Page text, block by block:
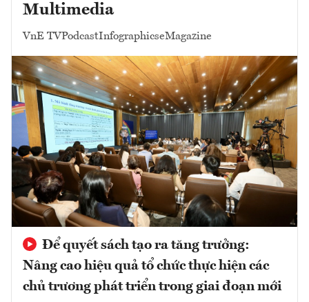
Multimedia
VnE TVPodcastInfographicseMagazine
Để quyết sách tạo ra tăng trưởng:
Nâng cao hiệu quả tổ chức thực hiện các
chủ trương phát triển trong giai đoạn mới